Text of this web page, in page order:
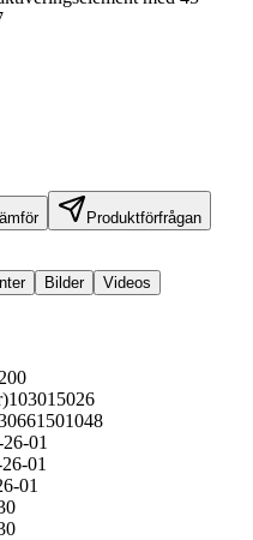
Produktförfrågan
Bilder Videos
103015026
01
01
01